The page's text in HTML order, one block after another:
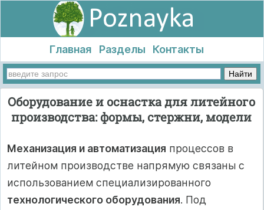
Главная Разделы Контакты
Оборудование и оснастка для литейного
производства: формы, стержни, модели
Механизация и автоматизация процессов в
литейном производстве напрямую связаны с
использованием специализированного
технологического оборудования. Под